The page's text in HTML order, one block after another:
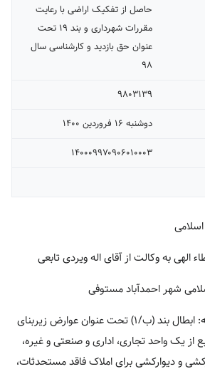
حاصل از تفکیک اراضی با رعایت
مقررات شهرداری و بند ۱۹ تحت
عنوان حق بازدید و کارشناسی سال
۹۸
۹۸۰۳۱۳۹
دوشنبه ۱۶ فروردين ۱۴۰۰
۱۴۰۰۰۹۹۷۰۹۰۶۰۱۰۰۰۳
به وکالت از آقای اله ویردی تابعی
شهر احمدآباد مستوفی
موضوع شکایت و خواسته: ابطال بند (ب/۱) تحت عنوان عوارض زیربنای
از یک واحد تجاری، اداری و صنعتی و غیره،
و دیوارکشی برای املاک فاقد مستحدثات،